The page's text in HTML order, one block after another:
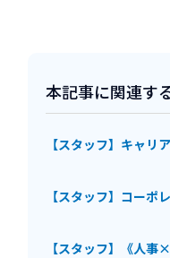
本記事に関連す
【スタッフ】キャリ
【スタッフ】コーポ
【スタッフ】《人事